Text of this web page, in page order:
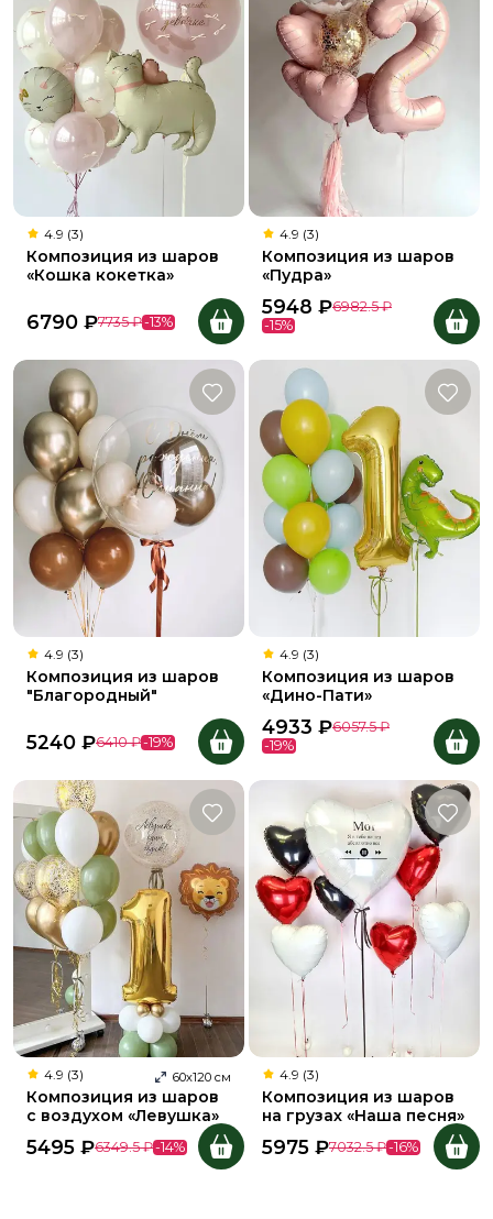
4.9 (3)
Композиция из шаров
«Кошка кокетка»
6790 ₽7735 ₽-13%
4.9 (3)
Композиция из шаров
«Пудра»
5948 ₽6982.5 ₽
-15%
4.9 (3)
Композиция из шаров
"Благородный"
5240 ₽6410 ₽-19%
4.9 (3)
Композиция из шаров
«Дино-Пати»
4933 ₽6057.5 ₽
-19%
4.9 (3) 60х120 см
Композиция из шаров
с воздухом «Левушка»
5495 ₽6349.5 ₽-14%
4.9 (3)
Композиция из шаров
на грузах «Наша песня»
5975 ₽7032.5 ₽-16%